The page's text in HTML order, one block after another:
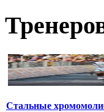
Стальные